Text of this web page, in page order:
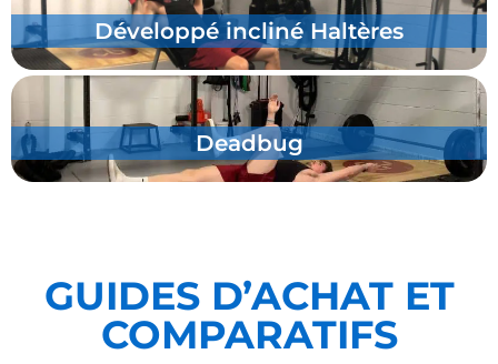
Mountain climber rapide
Push Press Haltères
GUIDES D’ACHAT ET
COMPARATIFS